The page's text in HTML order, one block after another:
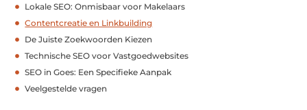
Lokale SEO: Onmisbaar voor Makelaars
Contentcreatie en Linkbuilding
De Juiste Zoekwoorden Kiezen
Technische SEO voor Vastgoedwebsites
SEO in Goes: Een Specifieke Aanpak
Veelgestelde vragen